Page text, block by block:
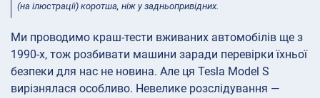
(на ілюстрації) коротша, ніж у задньопривідних.
Ми проводимо краш-тести вживаних автомобілів ще з
1990-х, тож розбивати машини заради перевірки їхньої
безпеки для нас не новина. Але ця Tesla Model S
вирізнялася особливо. Невелике розслідування —